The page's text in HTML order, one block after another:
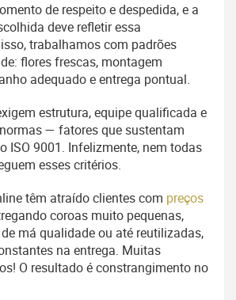
de respeito e despedida, e a
deve refletir essa
trabalhamos com padrões
flores frescas, montagem
adequado e entrega pontual.
estrutura, equipe qualificada e
— fatores que sustentam
ISO 9001. Infelizmente, nem todas
esses critérios.
têm atraído clientes com preços
coroas muito pequenas,
má qualidade ou até reutilizadas,
na entrega. Muitas
O resultado é constrangimento no